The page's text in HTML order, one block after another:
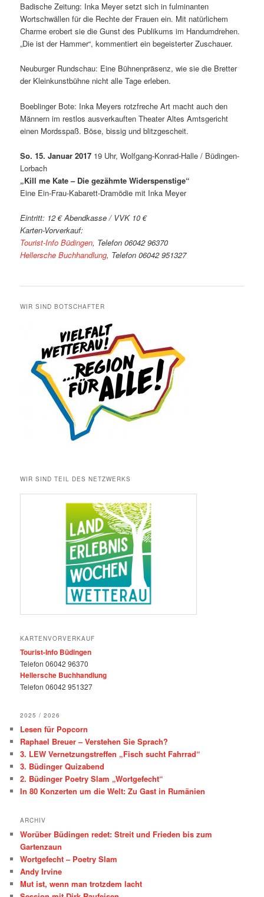
Badische Zeitung: Inka Meyer setzt sich in fulminanten
Wortschwällen für die Rechte der Frauen ein. Mit natürlichem
Charme erobert sie die Gunst des Publikums im Handumdrehen.
„Die ist der Hammer“, kommentiert ein begeisterter Zuschauer.
Neuburger Rundschau: Eine Bühnenpräsenz, wie sie die Bretter
der Kleinkunstbühne nicht alle Tage erleben.
Boeblinger Bote: Inka Meyers rotzfreche Art macht auch den
Männern im restlos ausverkauften Theater Altes Amtsgericht
einen Mordsspaß. Böse, bissig und blitzgescheit.
So. 15. Januar 2017 19 Uhr, Wolfgang-Konrad-Halle / Büdingen-
Lorbach
„Kill me Kate – Die gezähmte Widerspenstige“
Eine Ein-Frau-Kabarett-Dramödie mit Inka Meyer
Eintritt: 12 € Abendkasse / VVK 10 €
Karten-Vorverkauf:
Tourist-Info Büdingen, Telefon 06042 96370
Hellersche Buchhandlung, Telefon 06042 951327
WIR SIND BOTSCHAFTER
WIR SIND TEIL DES NETZWERKS
KARTENVORVERKAUF
Tourist-Info Büdingen
Telefon 06042 96370
Hellersche Buchhandlung
Telefon 06042 951327
2025 / 2026
Lesen für Popcorn
Raphael Breuer – Verstehen Sie Sprach?
3. LEW Vernetzungstreffen „Fisch sucht Fahrrad“
3. Büdinger Quizabend
2. Büdinger Poetry Slam „Wortgefecht“
In 80 Konzerten um die Welt: Zu Gast in Rumänien
ARCHIV
Worüber Büdingen redet: Streit und Frieden bis zum
Gartenzaun
Wortgefecht – Poetry Slam
Andy Irvine
Mut ist, wenn man trotzdem lacht